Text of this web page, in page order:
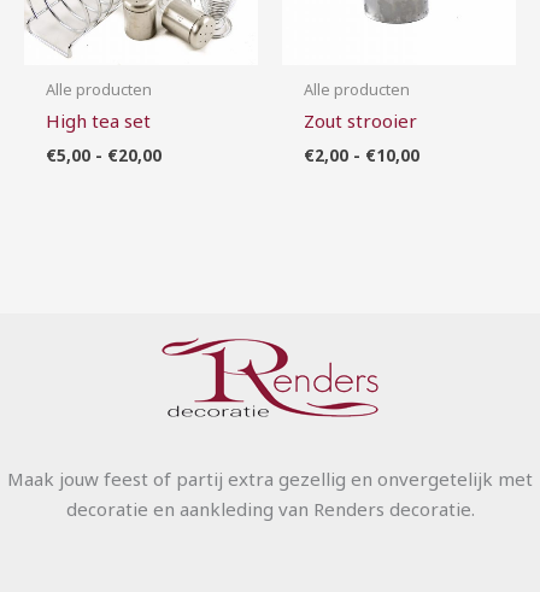
Alle producten
High tea set
€5,00 - €20,00
Alle producten
Zout strooier
€2,00 - €10,00
Maak jouw feest of partij extra gezellig en onvergetelijk met
decoratie en aankleding van Renders decoratie.